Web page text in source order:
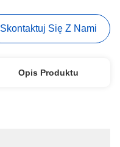
Skontaktuj Się Z Nami
Opis Produktu